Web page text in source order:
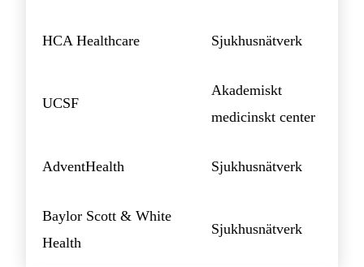
HCA Healthcare Sjukhusnätverk
UCSF
Akademiskt
medicinskt center
AdventHealth Sjukhusnätverk
Baylor Scott & White
Health
Sjukhusnätverk